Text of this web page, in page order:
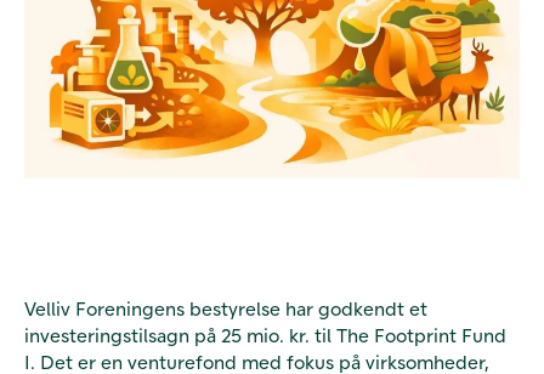
Velliv Foreningens bestyrelse har godkendt et
investeringstilsagn på 25 mio. kr. til The Footprint Fund
I. Det er en venturefond med fokus på virksomheder,